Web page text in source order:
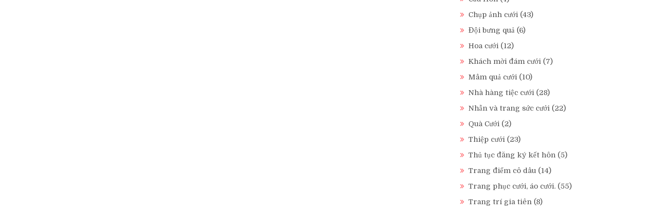
Chụp ảnh cưới (43)
Đội bưng quả (6)
Hoa cưới (12)
Khách mời đám cưới (7)
Mâm quả cưới (10)
Nhà hàng tiệc cưới (28)
Nhẫn và trang sức cưới (22)
Quà Cưới (2)
Thiệp cưới (23)
Thủ tục đăng ký kết hôn (5)
Trang điểm cô dâu (14)
Trang phục cưới, áo cưới. (55)
Trang trí gia tiên (8)